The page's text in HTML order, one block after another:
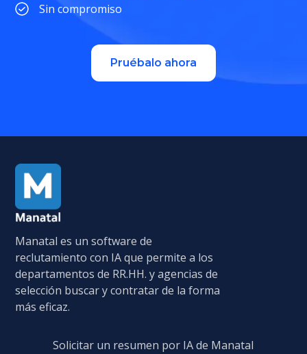
Sin compromiso
Pruébalo ahora
Manatal es un software de
reclutamiento con IA que permite a los
departamentos de RR.HH. y agencias de
selección buscar y contratar de la forma
más eficaz.
Solicitar un resumen por IA de Manatal